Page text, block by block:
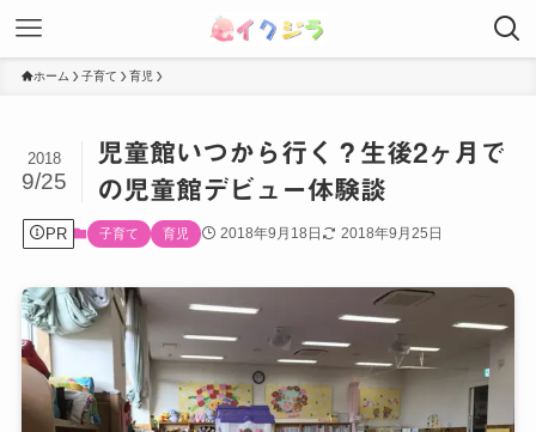
ホーム 子育て 育児
児童館いつから行く？生後2ヶ月で
の児童館デビュー体験談
2018
9/25
PR 子育て 育児 2018年9月18日 2018年9月25日